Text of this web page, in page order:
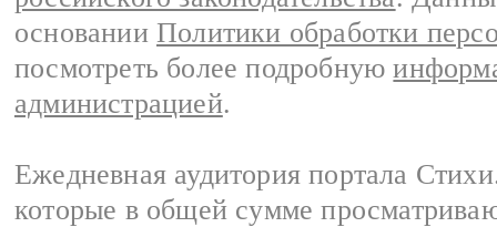
основании Политики обработки
посмотреть более подробную
администрацией.
Ежедневная аудитория портала
которые в общей сумме